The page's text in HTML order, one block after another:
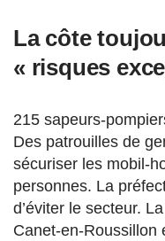
La côte
« risques
215 sapeurs-
Des patrouilles de
sécuriser les mobil-
personnes. La
d’éviter le secteur.
Canet-en-Roussillon